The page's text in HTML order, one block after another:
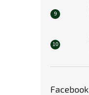
Facebook